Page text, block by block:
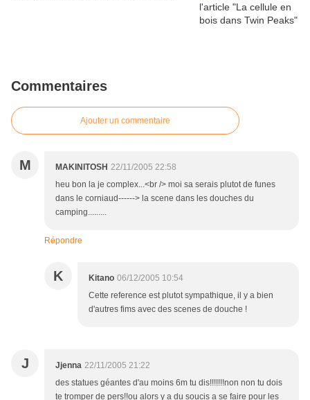
Commentaires
Ajouter un commentaire
M MAKINITOSH 22/11/2005 22:58
heu bon la je complex...<br /> moi sa serais plutot de funes
dans le corniaud------> la scene dans les douches du
camping.........
Répondre
K Kitano 06/12/2005 10:54
Cette reference est plutot sympathique, il y a bien
d'autres fims avec des scenes de douche !
J Jjenna 22/11/2005 21:22
des statues géantes d'au moins 6m tu dis!!!!!!!non non tu dois
te tromper de pers!!ou alors y a du soucis a se faire pour les